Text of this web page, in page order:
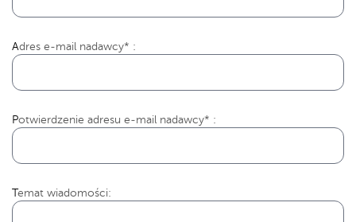
Adres e-mail nadawcy* :
Potwierdzenie adresu e-mail nadawcy* :
Temat wiadomości: